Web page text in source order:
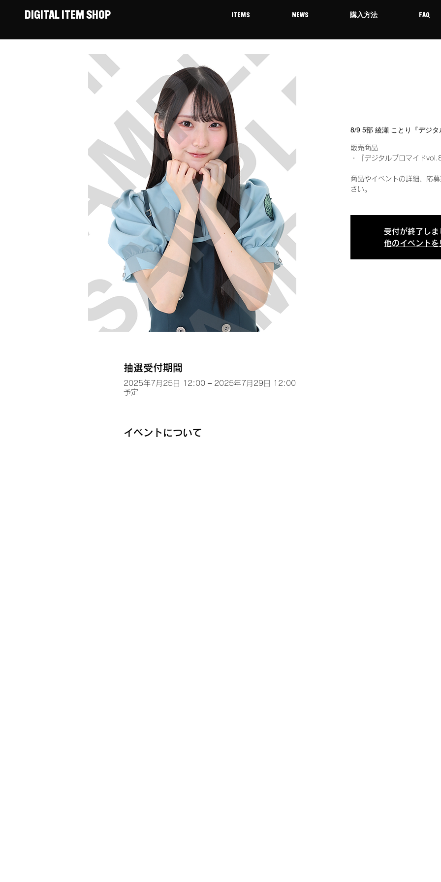
DIGITAL ITEM SHOP ITEMS NEWS 購入方法 FAQ
8/9 5部 綾瀬 ことり『デジ
販売商品
・『デジタルブロマイド
商品やイベントの詳細、応
さい。
受付が終了しま
他のイベントを
抽選受付期間
2025年7月25日 12:00 – 2025年7月29日 12:00
予定
イベントについて